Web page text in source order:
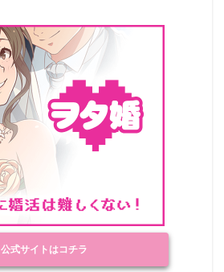
公式サイトはコチラ